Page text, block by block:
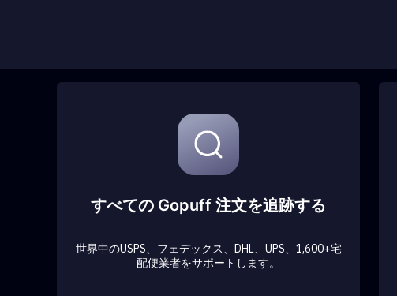
すべての Gopuff 注文を追跡する
世界中のUSPS、フェデックス、DHL、UPS、1,600+宅
配便業者をサポートします。